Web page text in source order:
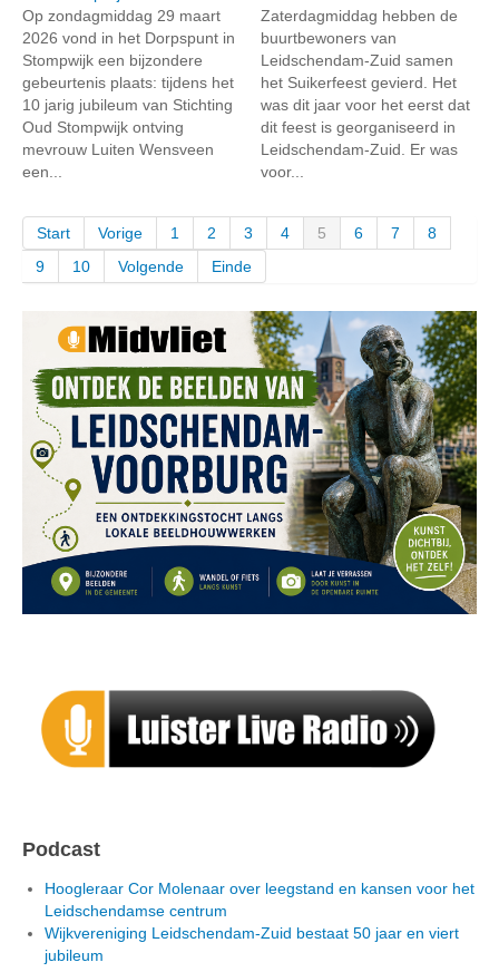
Op zondagmiddag 29 maart
2026 vond in het Dorpspunt in
Stompwijk een bijzondere
gebeurtenis plaats: tijdens het
10 jarig jubileum van Stichting
Oud Stompwijk ontving
mevrouw Luiten Wensveen
een...
Zaterdagmiddag hebben de
buurtbewoners van
Leidschendam-Zuid samen
het Suikerfeest gevierd. Het
was dit jaar voor het eerst dat
dit feest is georganiseerd in
Leidschendam-Zuid. Er was
voor...
Start Vorige 1 2 3 4 5 6 7
8
9
10 Volgende Einde
Podcast
Hoogleraar Cor Molenaar over leegstand en kansen voor het
Leidschendamse centrum
Wijkvereniging Leidschendam-Zuid bestaat 50 jaar en viert
jubileum